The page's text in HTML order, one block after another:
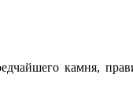
камня,